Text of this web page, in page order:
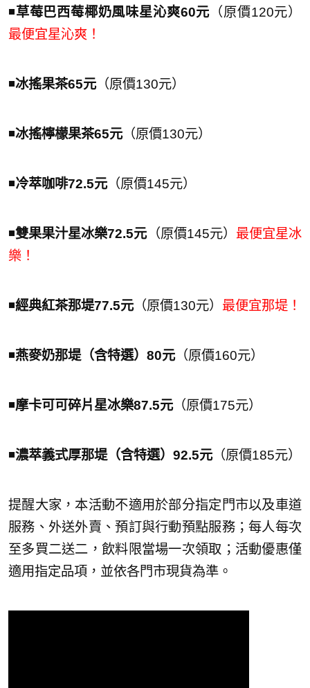
◾️草莓巴西莓椰奶風味星沁爽60元 （原價120元）
最便宜星沁爽！
◾️冰搖果茶65元（原價130元）
◾️冰搖檸檬果茶65元（原價130元）
◾️冷萃咖啡72.5元（原價145元）
◾️雙果果汁星冰樂72.5元（原價145元） 最便宜星冰
樂！
◾️經典紅茶那堤77.5元（原價130元） 最便宜那堤！
◾️燕麥奶那堤（含特選）80元（原價160元）
◾️摩卡可可碎片星冰樂87.5元（原價175元）
◾️濃萃義式厚那堤（含特選）92.5元（原價185元）
提醒大家，本活動不適用於部分指定門市以及車道
服務、外送外賣、預訂與行動預點服務；每人每次
至多買二送二，飲料限當場一次領取；活動優惠僅
適用指定品項，並依各門市現貨為準。